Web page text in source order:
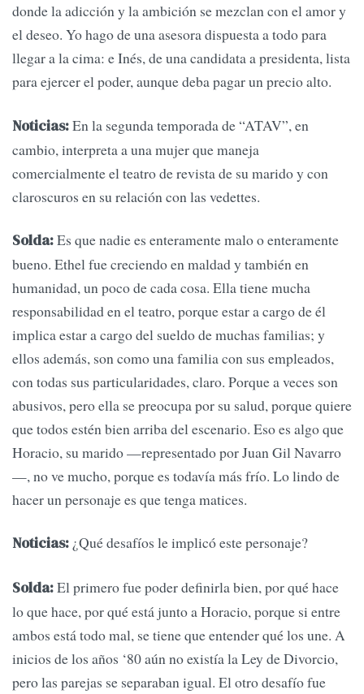
donde la adicción y la ambición se mezclan con el amor y
el deseo. Yo hago de una asesora dispuesta a todo para
llegar a la cima: e Inés, de una candidata a presidenta, lista
para ejercer el poder, aunque deba pagar un precio alto.
Noticias:En la segunda temporada de “ATAV”, en
cambio, interpreta a una mujer que maneja
comercialmente el teatro de revista de su marido y con
claroscuros en su relación con las vedettes.
Solda:Es que nadie es enteramente malo o enteramente
bueno. Ethel fue creciendo en maldad y también en
humanidad, un poco de cada cosa. Ella tiene mucha
responsabilidad en el teatro, porque estar a cargo de él
implica estar a cargo del sueldo de muchas familias; y
ellos además, son como una familia con sus empleados,
con todas sus particularidades, claro. Porque a veces son
abusivos, pero ella se preocupa por su salud, porque quiere
que todos estén bien arriba del escenario. Eso es algo que
Horacio, su marido —representado por Juan Gil Navarro
—, no ve mucho, porque es todavía más frío. Lo lindo de
hacer un personaje es que tenga matices.
Noticias: ¿Qué desafíos le implicó este personaje?
Solda:El primero fue poder definirla bien, por qué hace
lo que hace, por qué está junto a Horacio, porque si entre
ambos está todo mal, se tiene que entender qué los une. A
inicios de los años ‘80 aún no existía la Ley de Divorcio,
pero las parejas se separaban igual. El otro desafío fue